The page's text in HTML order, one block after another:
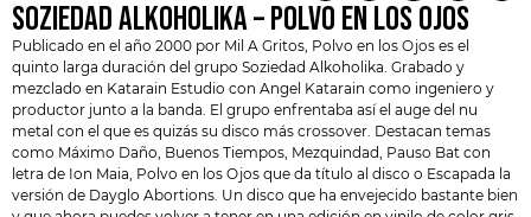
SOZIEDAD ALKOHOLIKA – POLVO EN LOS OJOS
Publicado en el año 2000 por Mil A Gritos, Polvo en los Ojos es el
quinto larga duración del grupo Soziedad Alkoholika. Grabado y
mezclado en Katarain Estudio con Angel Katarain como ingeniero y
productor junto a la banda. El grupo enfrentaba así el auge del nu
metal con el que es quizás su disco más crossover. Destacan temas
como Máximo Daño, Buenos Tiempos, Mezquindad, Pauso Bat con
letra de Ion Maia, Polvo en los Ojos que da título al disco o Escapada la
versión de Dayglo Abortions. Un disco que ha envejecido bastante bien